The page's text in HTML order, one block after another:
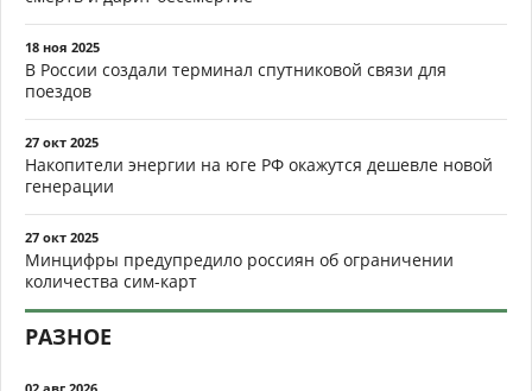
18 ноя 2025
В России создали терминал спутниковой связи для
поездов
27 окт 2025
Накопители энергии на юге РФ окажутся дешевле новой
генерации
27 окт 2025
Минцифры предупредило россиян об ограничении
количества сим-карт
РАЗНОЕ